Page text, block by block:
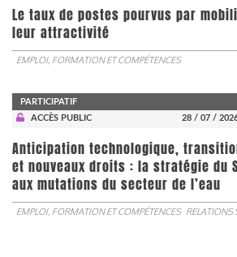
Le taux de postes pourvus par
leur attractivité
EMPLOI, FORMATION ET COMPÉTENCES
PARTICIPATIF
ACCÈS PUBLIC
28 / 07 /
Anticipation technologique,
et nouveaux droits : la stratégie du
aux mutations du secteur de l’eau
EMPLOI, FORMATION ET COMPÉTENCES RELATIONS